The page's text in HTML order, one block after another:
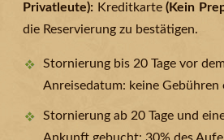
Privatleute): Kreditkarte(Kein
die Reservierung zu bestätigen.
Stornierung bis 20 Tage vor
Anreisedatum: keine Gebühren
Stornierung ab 20 Tage und